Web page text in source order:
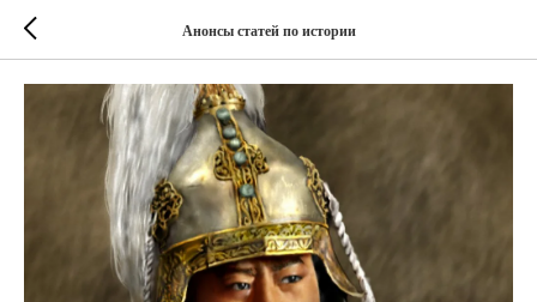
Анонсы статей по истории